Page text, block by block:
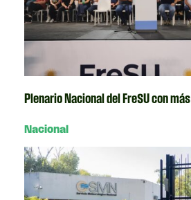
Plenario Nacional del FreSU con
Nacional